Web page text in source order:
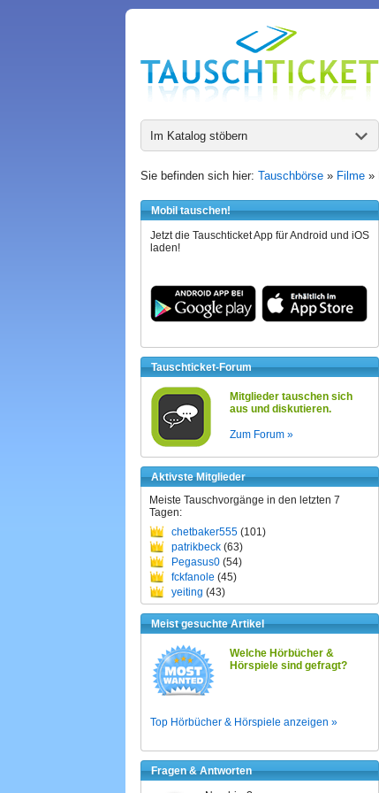
Im Katalog stöbern
Sie befinden sich hier: Tauschbörse » Filme »
Mobil tauschen!
Jetzt die Tauschticket App für Android und iOS
laden!
Tauschticket-Forum
Mitglieder tauschen sich
aus und diskutieren.
Zum Forum »
Aktivste Mitglieder
Meiste Tauschvorgänge in den letzten 7
Tagen:
chetbaker555 (101)
patrikbeck (63)
Pegasus0 (54)
fckfanole (45)
yeiting (43)
Meist gesuchte Artikel
Welche Hörbücher &
Hörspiele sind gefragt?
Top Hörbücher & Hörspiele anzeigen »
Fragen & Antworten